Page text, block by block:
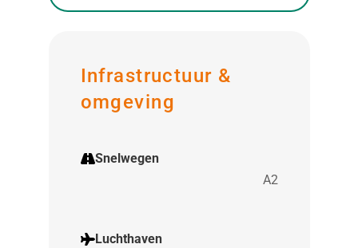
Infrastructuur &
omgeving
Snelwegen
A2
Luchthaven